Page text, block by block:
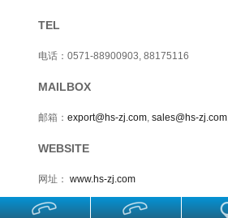
TEL
电话：0571-88900903, 88175116
MAILBOX
邮箱： export@hs-zj.com, sales@hs-zj.com,
WEBSITE
网址： www.hs-zj.com